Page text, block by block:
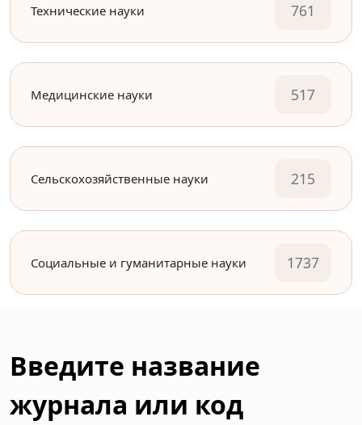
Технические науки 761
Медицинские науки 517
Сельскохозяйственные науки 215
Социальные и гуманитарные науки 1737
Введите название
журнала или код